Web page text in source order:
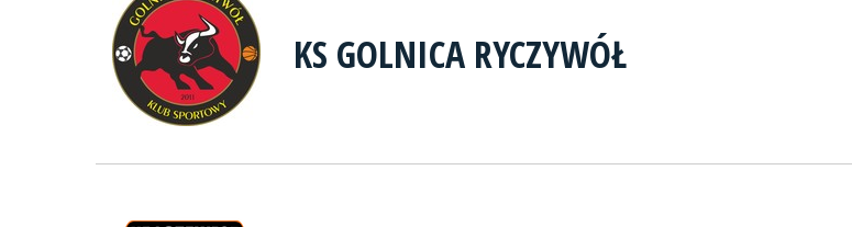
KS GOLNICA RYCZYWÓŁ